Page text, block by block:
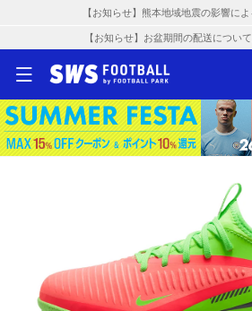
【お知らせ】熊本地域地震の影響に
【お知らせ】お盆期間の配送につい